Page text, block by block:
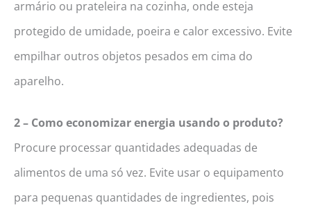
armário ou prateleira na cozinha, onde esteja
protegido de umidade, poeira e calor excessivo. Evite
empilhar outros objetos pesados em cima do
aparelho.
2 – Como economizar energia usando o produto?
Procure processar quantidades adequadas de
alimentos de uma só vez. Evite usar o equipamento
para pequenas quantidades de ingredientes, pois